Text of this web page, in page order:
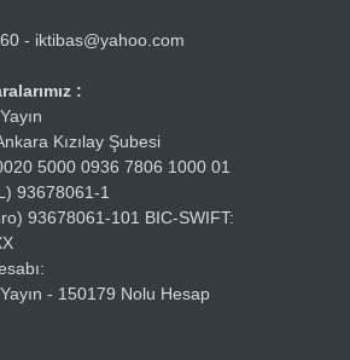
- iktibas@yahoo.com
:
Kızılay Şubesi
5000 0936 7806 1000 01
93678061-1
93678061-101 BIC-SWIFT:
- 150179 Nolu Hesap